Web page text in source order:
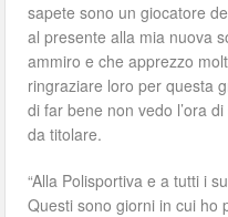
sapete sono un giocatore
al presente alla mia nuova
ammiro e che apprezzo
ringraziare loro per questa
di far bene non vedo l’ora
da titolare.
“Alla Polisportiva e a tutti i
Questi sono giorni in cui ho